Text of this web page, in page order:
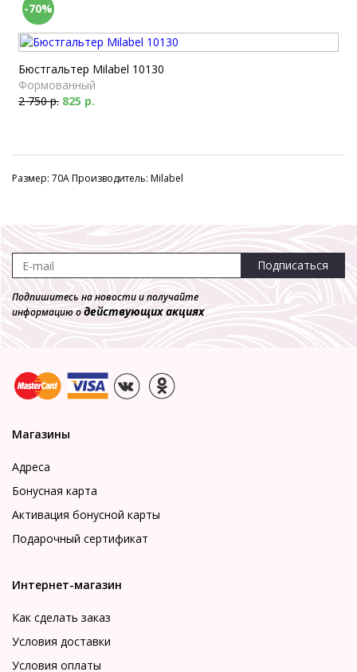
-70%
Бюстгальтер Milabel 10130
Формованный
2 750 р. 825 р.
Размер: 70A Производитель: Milabel
Подписаться
Подпишитесь на новости и получайте
информацию одействующих акциях
Магазины
Адреса
Бонусная карта
Активация бонусной карты
Подарочный сертификат
Интернет-магазин
Как сделать заказ
Условия доставки
Условия оплаты